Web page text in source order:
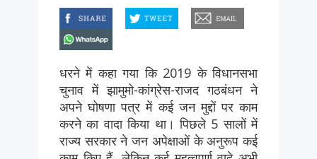
धरने में कहा गया कि 2019 के विधानसभा
चुनाव में झामुमो-कांग्रेस-राजद गठबंधन ने
अपने घोषणा पत्र में कई जन मुद्दों पर काम
करने का वादा किया था। पिछले 5 सालों में
राज्य सरकार ने जन अपेक्षाओं के अनुरूप कई